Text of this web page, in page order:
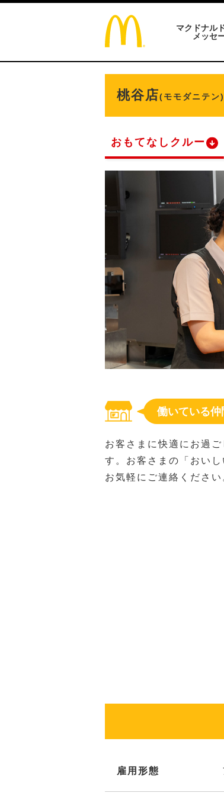
マクドナル
メッセ
桃谷店(モモダニテン)
おもてなしクルー
働いている
お客さまに快適にお過
す。お客さまの「おい
お気軽にご連絡ください
雇用形態